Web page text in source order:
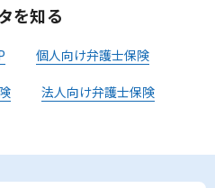
を知る
個人向け弁護士保険
法人向け弁護士保険